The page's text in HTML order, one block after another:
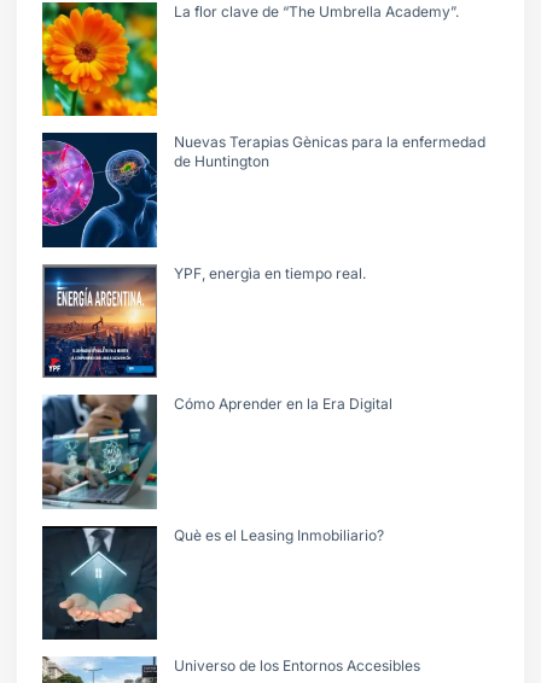
La flor clave de “The Umbrella Academy”.
Nuevas Terapias Gènicas para la enfermedad
de Huntington
YPF, energìa en tiempo real.
Cómo Aprender en la Era Digital
Què es el Leasing Inmobiliario?
Universo de los Entornos Accesibles